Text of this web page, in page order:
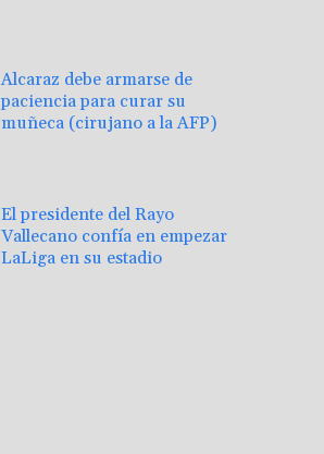
Alcaraz debe armarse de
paciencia para curar su
muñeca (cirujano a la AFP)
El presidente del Rayo
Vallecano confía en empezar
LaLiga en su estadio